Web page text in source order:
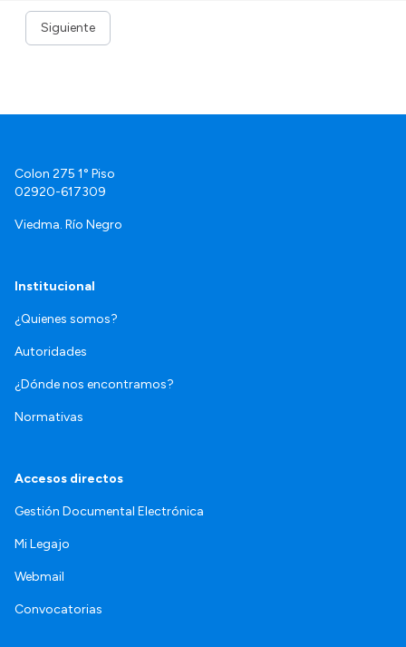
Siguiente
Colon 275 1° Piso
02920-617309
Viedma. Río Negro
Institucional
¿Quienes somos?
Autoridades
¿Dónde nos encontramos?
Normativas
Accesos directos
Gestión Documental Electrónica
Mi Legajo
Webmail
Convocatorias